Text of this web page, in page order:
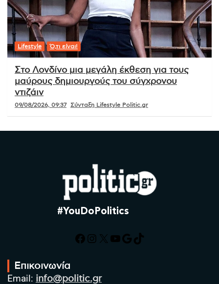
Lifestyle Ό,τι είναι!
Στο Λονδίνο μια μεγάλη έκθεση για τους
μαύρους δημιουργούς του σύγχρονου
ντιζάιν
09/08/2026, 09:37 Σύνταξη Lifestyle Politic.gr
#YouDoPolitics
Facebook
Instagram
X YouTube
Google
TikTok
Επικοινωνία
Email: info@politic.gr